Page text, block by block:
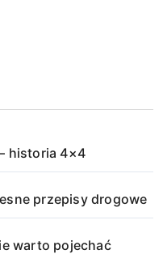
historia 4×4
przepisy drogowe
warto pojechać